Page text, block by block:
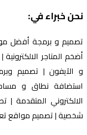
نحن خبراء في:
تصميم و برمجة أفضل
أضخم المتاجر
و الآيفون | تصميم
استضافة نطاق و
الالكتروني المتقدمة |
شخصية | تصميم مواقع